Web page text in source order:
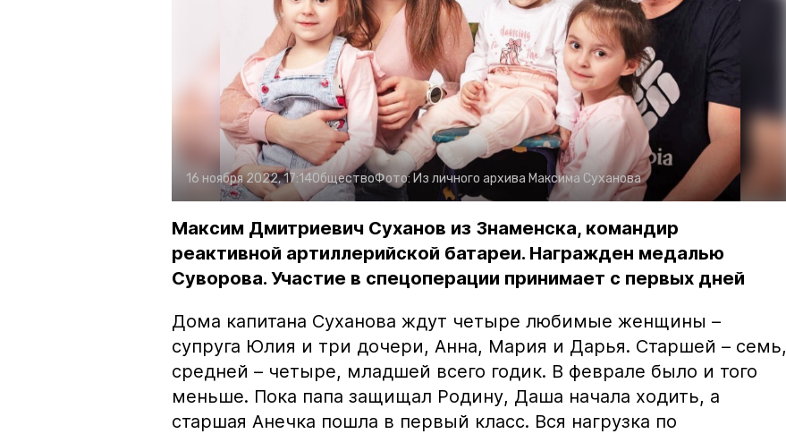
16 ноября 2022, 17:14ОбществоФото: Из личного архива Максима Суханова
Максим Дмитриевич Суханов из Знаменска, командир
реактивной артиллерийской батареи. Награжден медалью
Суворова. Участие в спецоперации принимает с первых дней
Дома капитана Суханова ждут четыре любимые женщины –
супруга Юлия и три дочери, Анна, Мария и Дарья. Старшей – семь,
средней – четыре, младшей всего годик. В феврале было и того
меньше. Пока папа защищал Родину, Даша начала ходить, а
старшая Анечка пошла в первый класс. Вся нагрузка по